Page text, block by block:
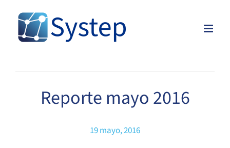
content
Reporte mayo 2016
19 mayo, 2016